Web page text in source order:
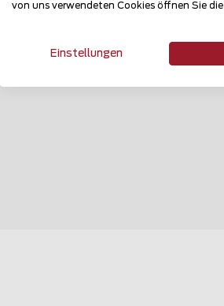
von uns verwendeten Cookies öffnen Sie
Einstellungen